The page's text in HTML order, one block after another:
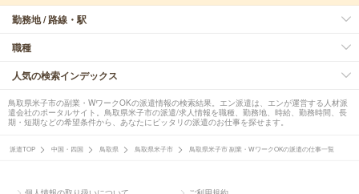
勤務地 / 路線・駅
職種
人気の検索インデックス
鳥取県米子市の副業・WワークOKの派遣情報の検索結果。エン派遣は、エンが運営する人材派
遣会社のポータルサイト。鳥取県米子市の派遣/求人情報を職種、勤務地、時給、勤務時間、長
期・短期などの希望条件から、あなたにピッタリの派遣のお仕事を探せます。
派遣TOP 中国・四国 鳥取県 鳥取県米子市 鳥取県米子市 副業・WワークOKの派遣の仕事一覧